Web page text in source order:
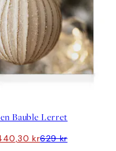
Bauble Lerret
kr629 kr